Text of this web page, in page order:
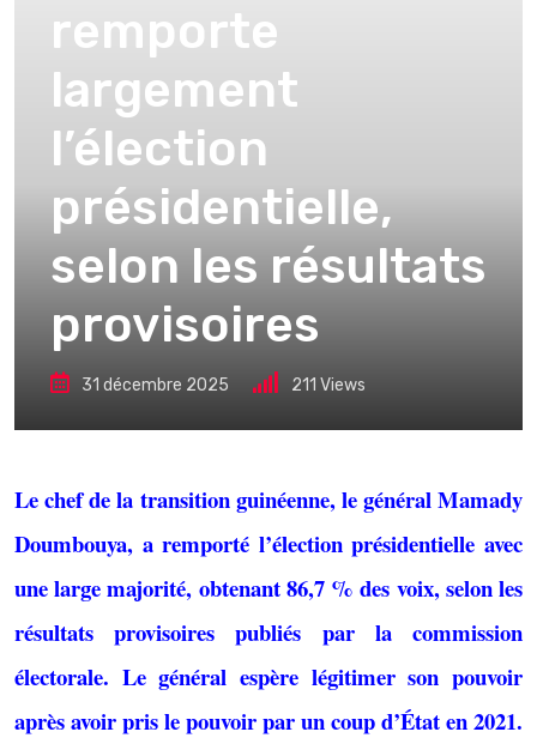
remporte
largement
l’élection
présidentielle,
selon les résultats
provisoires
31 décembre 2025 211 Views
Le chef de la transition guinéenne, le général Mamady
Doumbouya, a remporté l’élection présidentielle avec
une large majorité, obtenant 86,7 % des voix, selon les
résultats provisoires publiés par la commission
électorale. Le général espère légitimer son pouvoir
après avoir pris le pouvoir par un coup d’État en 2021.